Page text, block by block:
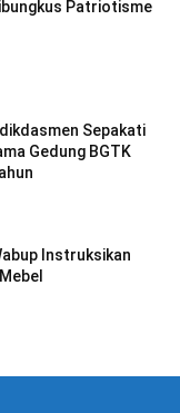
Patriotisme
Sepakati
Gedung BGTK
Instruksikan